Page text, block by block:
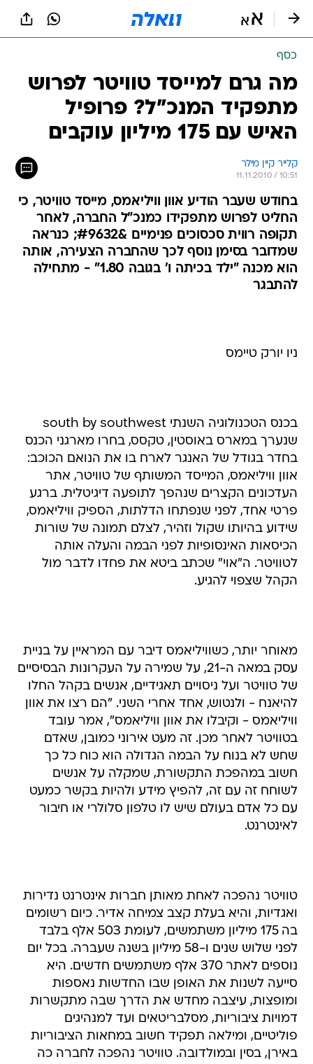
כסף
מה גרם למייסד טוויטר לפרוש
מתפקיד המנכ"ל? פרופיל
האיש עם 175 מיליון עוקבים
קלייר קיין מילר
11.11.2010 / 10:51
בחודש שעבר הודיע אוון וויליאמס, מייסד טוויטר, כי
החליט לפרוש מתפקידו כמנכ"ל החברה, לאחר
תקופה רווית סכסוכים פנימיים &#9632; כנראה
שמדובר בסימן נוסף לכך שהחברה הצעירה, אותה
הוא מכנה "ילד בכיתה ו' בגובה 1.80" - מתחילה
להתבגר
ניו יורק טיימס
בכנס הטכנולוגיה השנתי south by southwest
שנערך במארס באוסטין, טקסס, בחרו מארגני הכנס
בחדר בגודל של האנגר לארח בו את הנואם הכוכב:
אוון וויליאמס, המייסד המשותף של טוויטר, אתר
העדכונים הקצרים שנהפך לתופעה דיגיטלית. ברגע
פרטי אחד, לפני שנפתחו הדלתות, הספיק וויליאמס,
שידוע בהיותו שקול וזהיר, לצלם תמונה של שורות
הכיסאות האינסופיות לפני הבמה והעלה אותה
לטוויטר. ה"אוי" שכתב ביטא את פחדו לדבר מול
הקהל שצפוי להגיע.
מאוחר יותר, כשוויליאמס דיבר עם המראיין על בניית
עסק במאה ה-21, על שמירה על העקרונות הבסיסיים
של טוויטר ועל ניסויים תאגידיים, אנשים בקהל החלו
להיאנח - ולנטוש, אחד אחרי השני. "הם רצו את אוון
וויליאמס - וקיבלו את אוון וויליאמס", אמר עובד
בטוויטר לאחר מכן. זה מעט אירוני כמובן, שאדם
שחש לא בנוח על הבמה הגדולה הוא כוח כל כך
חשוב במהפכת התקשורת, שמקלה על אנשים
לשוחח זה עם זה, להפיץ מידע ולהיות בקשר כמעט
עם כל אדם בעולם שיש לו טלפון סלולרי או חיבור
לאינטרנט.
טוויטר נהפכה לאחת מאותן חברות אינטרנט נדירות
ואגדיות, והיא בעלת קצב צמיחה אדיר. כיום רשומים
בה 175 מיליון משתמשים, לעומת 503 אלף בלבד
לפני שלוש שנים ו-58 מיליון בשנה שעברה. בכל יום
נוספים לאתר 370 אלף משתמשים חדשים. היא
סייעה לשנות את האופן שבו החדשות נאספות
ומופצות, עיצבה מחדש את הדרך שבה מתקשרות
דמויות ציבוריות, מסלבריטאים ועד למנהיגים
פוליטיים, ומילאה תפקיד חשוב במחאות הציבוריות
באירן, בסין ובמולדובה. טוויטר נהפכה לחברה כה